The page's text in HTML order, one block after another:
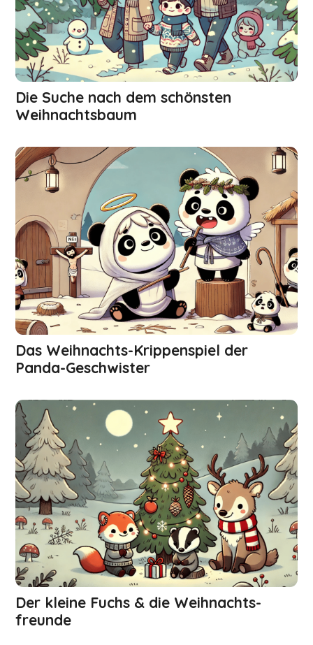
Die Suche nach dem schönsten
Weihnachtsbaum
Das Weihnachts-Krippenspiel der
Panda-Geschwister
Der kleine Fuchs & die Weihnachts­
freunde